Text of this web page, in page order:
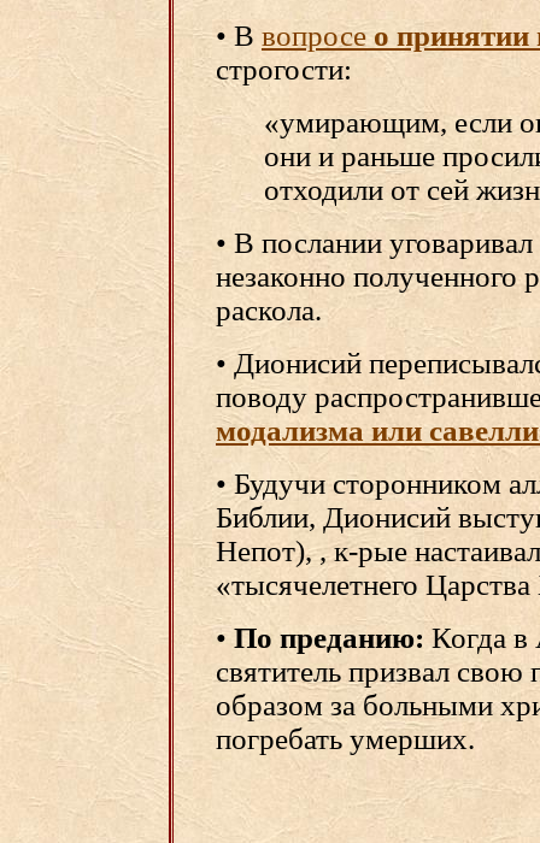
• В вопросе о
строгости:
«умирающим, если
они и раньше
отходили от сей
• В послании уговаривал
незаконно полученного
раскола.
• Дионисий
поводу
модализма или
• Будучи сторонником
Библии, Дионисий
Непот), , к-рые
«тысячелетнего
• По преданию: Когда в
святитель призвал
образом за больными
погребать умерших.